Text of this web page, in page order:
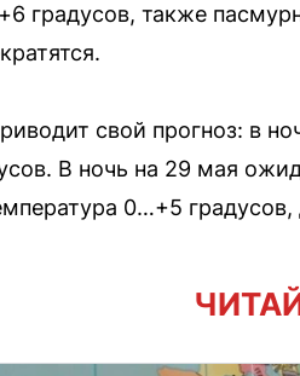
градусов, также
свой прогноз: в
В ночь на 29 мая
0…+5